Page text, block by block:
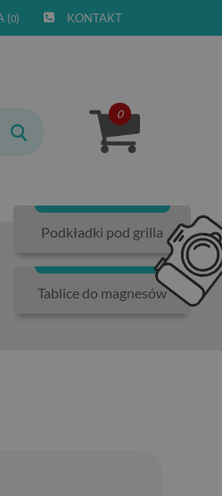
(0) KONTAKT
0
Podkładki pod grilla
Tablice do magnesów